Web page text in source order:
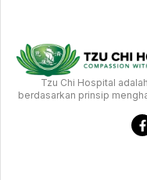
Tzu Chi Hospital
berdasarkan prinsip